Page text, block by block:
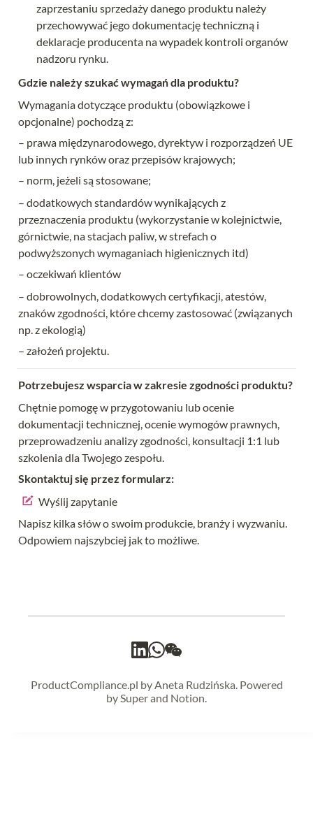
zaprzestaniu sprzedaży danego produktu należy
przechowywać jego dokumentację techniczną i
deklaracje producenta na wypadek kontroli organów
nadzoru rynku.
Gdzie należy szukać wymagań dla produktu?
Wymagania dotyczące produktu (obowiązkowe i
opcjonalne) pochodzą z:
– prawa międzynarodowego, dyrektyw i rozporządzeń UE
lub innych rynków oraz przepisów krajowych;
– norm, jeżeli są stosowane;
– dodatkowych standardów wynikających z
przeznaczenia produktu (wykorzystanie w kolejnictwie,
górnictwie, na stacjach paliw, w strefach o
podwyższonych wymaganiach higienicznych itd)
– oczekiwań klientów
– dobrowolnych, dodatkowych certyfikacji, atestów,
znaków zgodności, które chcemy zastosować (związanych
np. z ekologią)
– założeń projektu.
Potrzebujesz wsparcia w zakresie zgodności produktu?
Chętnie pomogę w przygotowaniu lub ocenie
dokumentacji technicznej, ocenie wymogów prawnych,
przeprowadzeniu analizy zgodności, konsultacji 1:1 lub
szkolenia dla Twojego zespołu.
Skontaktuj się przez formularz:
Wyślij zapytanie
Napisz kilka słów o swoim produkcie, branży i wyzwaniu.
Odpowiem najszybciej jak to możliwe.
ProductCompliance.pl by Aneta Rudzińska. Powered
by Super and Notion.